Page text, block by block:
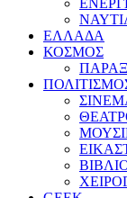
ΕΛΛΑΔΑ
ΚΟΣΜΟΣ